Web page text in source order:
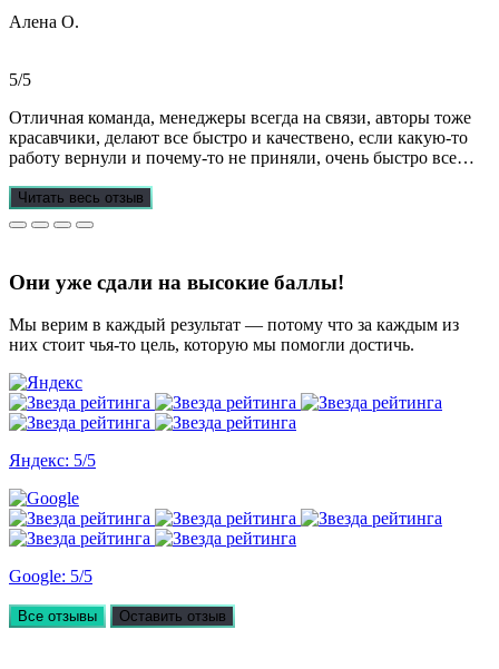
Общение вызвало только позитивные эмоции. Все три работы
Алена О.
5/5
Отличная команда, менеджеры всегда на связи, авторы тоже
красавчики, делают все быстро и качествено, если какую-то
работу вернули и почему-то не приняли, очень быстро все
за 3 недели, до последнего не верила, что такое возможно, но
все удалось. Спасибо, что вы есть))
Читать весь отзыв
Они уже сдали на высокие баллы!
Мы верим в каждый результат — потому что за каждым из
них стоит чья-то цель, которую мы помогли достичь.
Яндекс: 5/5
Google: 5/5
Все отзывы Оставить отзыв